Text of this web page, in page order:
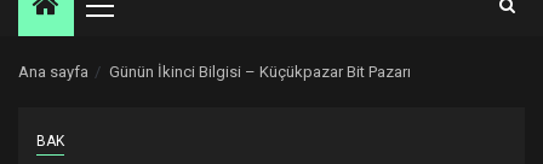
Primary
Ana sayfa Günün İkinci Bilgisi – Küçükpazar Bit Pazarı
BAK